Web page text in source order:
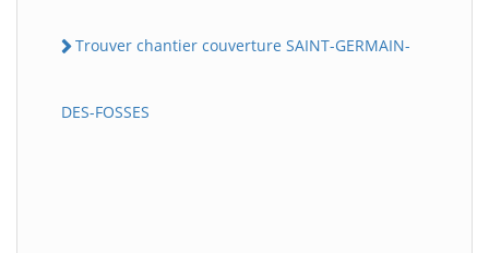
Trouver chantier couverture SAINT-GERMAIN-
DES-FOSSES